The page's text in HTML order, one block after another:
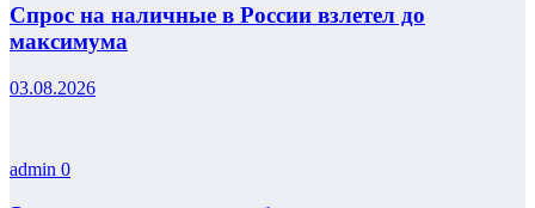
Спрос на наличные в России взлетел до
максимума
03.08.2026
admin 0